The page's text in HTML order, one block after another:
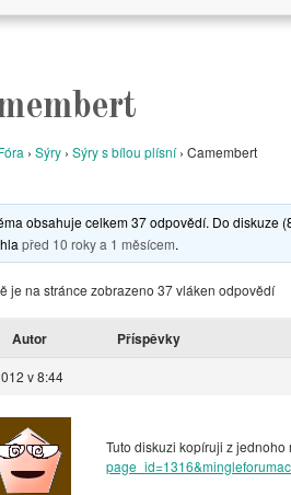
› Sýry › Sýry s bílou plísní › Camembert
obsahuje celkem 37 odpovědí. Do diskuze
před 10 roky a 1 měsícem.
je na stránce zobrazeno 37 vláken odpovědí
Autor Příspěvky
v 8:44
Tuto diskuzi kopíruji z jednoho